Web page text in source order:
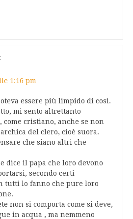
1:16 pm
essere più limpido di così.
mi sento altrettanto
cristiano, anche se non
del clero, cioè suora.
che siano altri che
dice il papa che loro devono
secondo certi
tutti lo fanno che pure loro
non si comporta come si deve,
in acqua , ma nemmeno